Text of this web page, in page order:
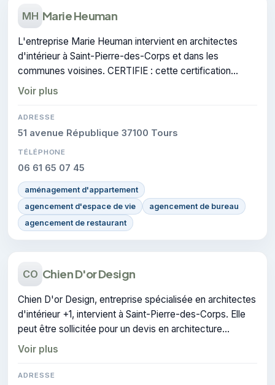
MH Marie Heuman
L'entreprise Marie Heuman intervient en architectes
d'intérieur à Saint-Pierre-des-Corps et dans les
communes voisines. CERTIFIE : cette certification
atteste du savoir-faire de l'entreprise.
Voir plus
ADRESSE
51 avenue République 37100 Tours
TÉLÉPHONE
06 61 65 07 45
aménagement d'appartement
agencement d'espace de vie
agencement de bureau
agencement de restaurant
CO Chien D'or Design
Chien D'or Design, entreprise spécialisée en architectes
d'intérieur +1, intervient à Saint-Pierre-des-Corps. Elle
peut être sollicitée pour un devis en architecture
d'intérieur.
Voir plus
ADRESSE